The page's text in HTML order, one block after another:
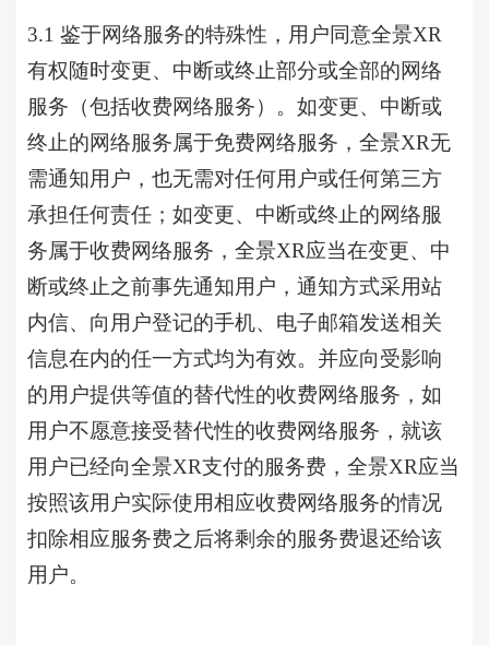
3.1 鉴于网络服务的特殊性，用户同意全景XR
有权随时变更、中断或终止部分或全部的网络
服务（包括收费网络服务）。如变更、中断或
终止的网络服务属于免费网络服务，全景XR无
需通知用户，也无需对任何用户或任何第三方
承担任何责任；如变更、中断或终止的网络服
务属于收费网络服务，全景XR应当在变更、中
断或终止之前事先通知用户，通知方式采用站
内信、向用户登记的手机、电子邮箱发送相关
信息在内的任一方式均为有效。并应向受影响
的用户提供等值的替代性的收费网络服务，如
用户不愿意接受替代性的收费网络服务，就该
用户已经向全景XR支付的服务费，全景XR应当
按照该用户实际使用相应收费网络服务的情况
扣除相应服务费之后将剩余的服务费退还给该
用户。